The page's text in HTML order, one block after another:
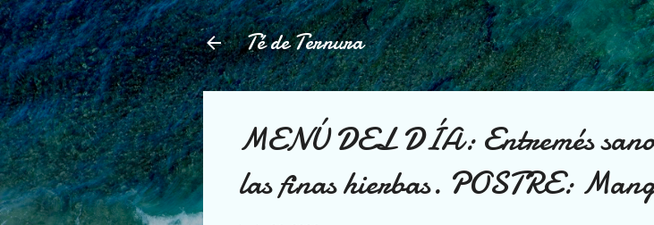
Ir al contenido
Té de Ternura
MENÚ DEL DÍA: Entremés
las finas hierbas. POSTRE: